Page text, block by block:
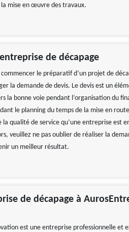
mise en œuvre des travaux.
de décapage
le préparatif d’un projet de
la demande de devis. Le devis est un
la bonne voie pendant l’organisation du
le planning du temps de la mise en
la qualité de service qu’une entreprise est
veuillez ne pas oublier de réaliser la
un meilleur résultat.
de décapage à
est une entreprise professionnelle et